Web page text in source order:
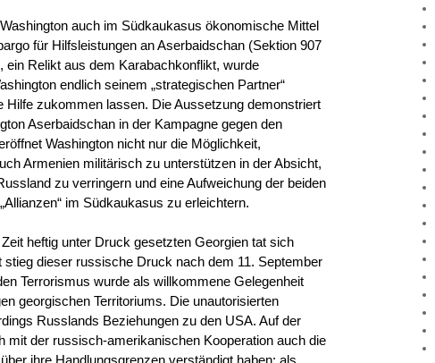
auch im Südkaukasus ökonomische Mittel
für Hilfsleistungen an Aserbaidschan (Sektion 907
ein Relikt aus dem Karabachkonflikt, wurde
endlich seinem „strategischen Partner“
Hilfe zukommen lassen. Die Aussetzung demonstriert
Aserbaidschan in der Kampagne gegen den
Washington nicht nur die Möglichkeit,
Armenien militärisch zu unterstützen in der Absicht,
zu verringern und eine Aufweichung der beiden
im Südkaukasus zu erleichtern.
heftig unter Druck gesetzten Georgien tat sich
stieg dieser russische Druck nach dem 11. September
Terrorismus wurde als willkommene Gelegenheit
georgischen Territoriums. Die unautorisierten
Russlands Beziehungen zu den USA. Auf der
mit der russisch-amerikanischen Kooperation auch die
ihre Handlungsgrenzen verständigt haben: als